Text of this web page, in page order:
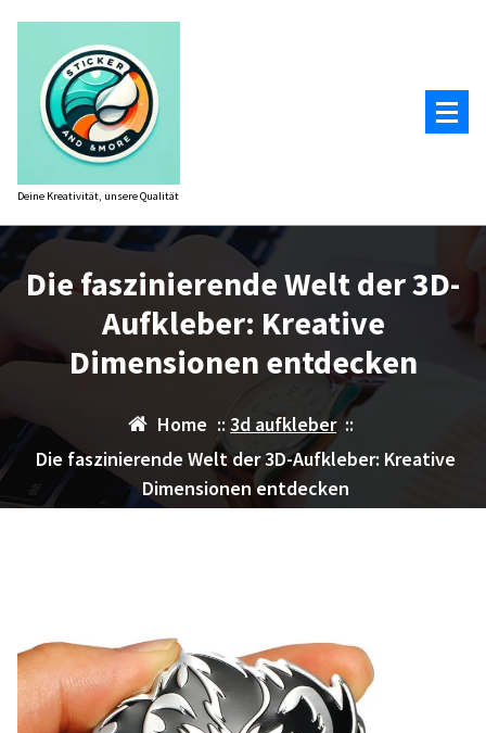
springen
Deine Kreativität, unsere Qualität
Die faszinierende Welt der 3D-
Aufkleber: Kreative
Dimensionen entdecken
Home ::3d aufkleber::
Die faszinierende Welt der 3D-Aufkleber: Kreative
Dimensionen entdecken